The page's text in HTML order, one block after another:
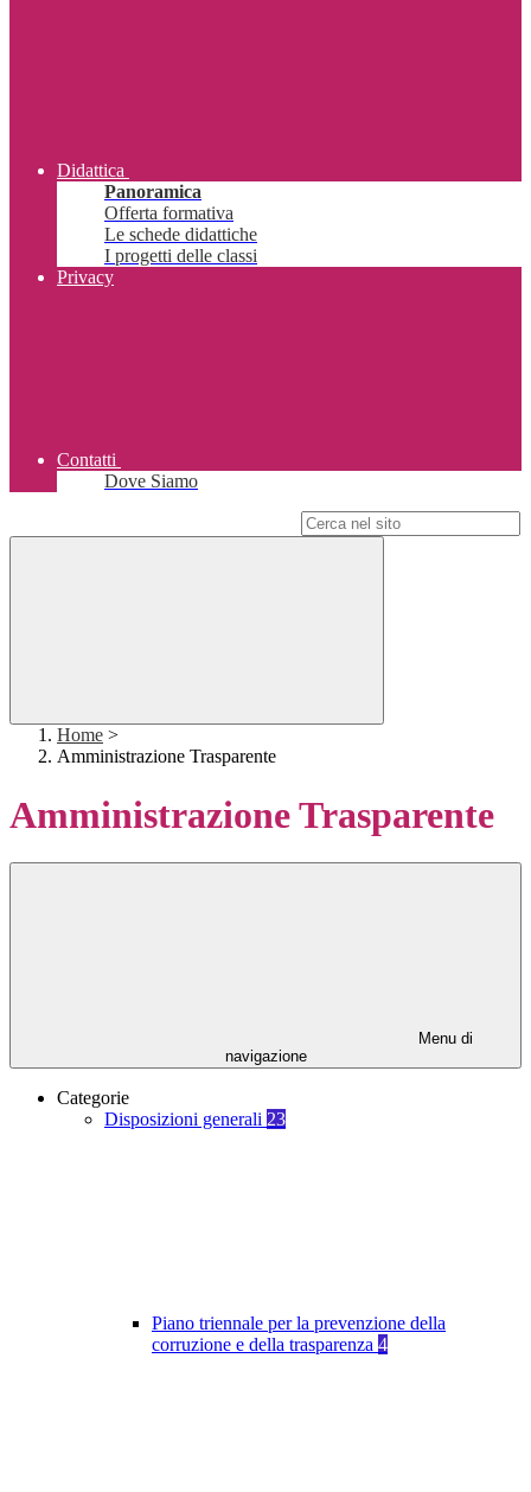
Didattica
Panoramica
Offerta formativa
Le schede didattiche
I progetti delle classi
Privacy
Contatti
Dove Siamo
Home >
Amministrazione Trasparente
Amministrazione Trasparente
Menu di
navigazione
Categorie
Disposizioni generali 23
Piano triennale per la prevenzione della
corruzione e della trasparenza 4